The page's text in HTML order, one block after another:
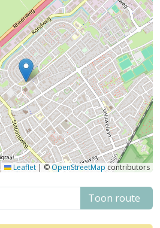
Leaflet | ©OpenStreetMap contributors
Toon route